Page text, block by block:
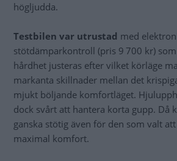
högljudda.
Testbilen var utrustad med
stötdämparkontroll (pris 9 700 kr)
hårdhet justeras efter vilket körläge
markanta skillnader mellan det
mjukt böljande komfortläget.
dock svårt att hantera korta gupp. Då
ganska stötig även för den som valt
maximal komfort.